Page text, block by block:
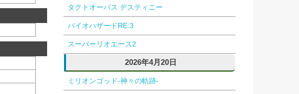
タクトオーパス デスティニー
バイオハザードRE:3
スーパーリオエース2
2026年4月20日
ミリオンゴッド-神々の軌跡-